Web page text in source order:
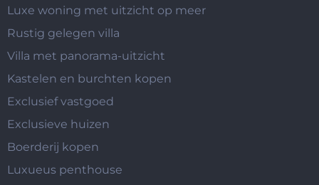
Luxe woning met uitzicht op meer
Rustig gelegen villa
Villa met panorama-uitzicht
Kastelen en burchten kopen
Exclusief vastgoed
Exclusieve huizen
Boerderij kopen
Luxueus penthouse